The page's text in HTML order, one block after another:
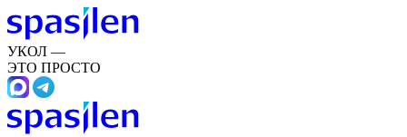
УКОЛ —
ЭТО ПРОСТО